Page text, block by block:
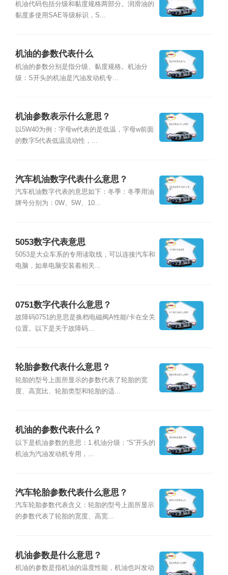
机油代码包括分级和黏度规格两部分。润滑油的
黏度多使用SAE等级标识，S...
机油的参数代表什么
机油的参数分别是指分级、黏度规格。机油分
级：S开头的机油是汽油发动机专...
机油参数表示什么意思？
以5W40为例：字母w代表的是低温，字母w前面
的数字5代表低温流动性，...
汽车机油数字代表什么意思？
汽车机油数字代表的意思如下：冬季：冬季用油
牌号分别为：0W、5W、10...
5053数字代表意思
5053是大众车系的专用读取线，可以连接汽车和
电脑，如皋电脑安装着相关...
0751数字代表什么意思？
故障码0751的意思是换档电磁阀A性能/卡在全关
位置。以下是关于故障码...
轮胎参数代表什么意思？
轮胎的型号上面所显示的参数代表了轮胎的宽
度、高宽比、轮胎类型和轮胎的适...
机油的参数代表什么？
以下是机油参数的意思：1.机油分级：“S”开头的
机油为汽油发动机专用，...
汽车轮胎参数代表什么意思？
汽车轮胎参数代表含义：轮胎的型号上面所显示
的参数代表了轮胎的宽度、高宽...
机油参数是什么意思？
机油的参数是指机油的温度性能，机油也叫发动